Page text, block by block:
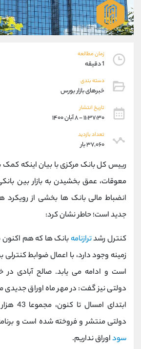
زمان مطالعه
1 دقیقه
دسته بندی
خبرهای بازار بورس
تاریخ انتشار
۱۱:۳۷:۳۰ - ۸ آبان ۱۴۰۰
تعداد بازدید
۳۷,۰۶۰ بار
رییس کل بانک مرکزی با بیان اینکه
معوقات، عمق بخشیدن به بازار بین بانکی
انضباط مالی بانک ها بخشی از رویکرد
جدید است؛ حاطر نشان کرد:
کنترل رشدترازنامه بانک ها که هم
زمینه وجود دارد، با اعمال ضوابط
است و ادامه می یابد. صالح آبادی
دولتی نیز گفت: در مهر ماه اوراق
ابتدای
دولتی منتشر و فروخته شده است و
سوداوراق نداریم.
واتساپ
تلگرام
پشتیبان فروش
موبایل
واتساپ
تلگرام
داخلی
اطلاعات تماس (دفتر فروش)
بدون پیش شماره
اینستاگرام
کانال تلگرام